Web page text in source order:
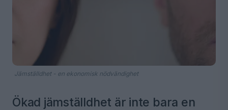
Jämställdhet - en ekonomisk nödvändighet
Ökad jämställdhet är inte bara en